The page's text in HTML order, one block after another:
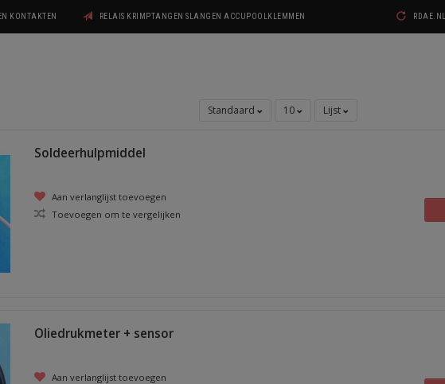
KONTAKTEN RELAIS KRIMPTANGEN SLANGEN ACCUPOOLKLEMMEN RDAE.NL
Standaard 10 Lijst
Soldeerhulpmiddel
Aan verlanglijst toevoegen
Toevoegen om te vergelijken
Oliedrukmeter + sensor
Aan verlanglijst toevoegen